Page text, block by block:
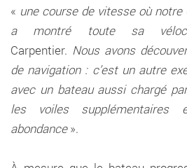
« une course de vitesse où
a montré toute sa
Carpentier. Nous avons
de navigation : c’est un autre
avec un bateau aussi chargé
les voiles
abondance».